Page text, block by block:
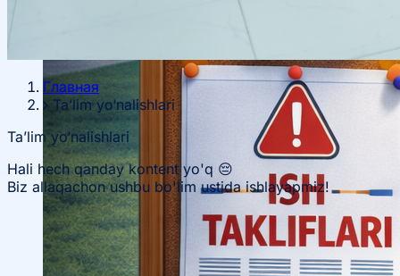
Главная
Ta’lim yo‘nalishlari
Ta’lim yo‘nalishlari
Hali hech qanday kontent yo'q 😔
Biz allaqachon ushbu bo'lim ustida ishlayapmiz!